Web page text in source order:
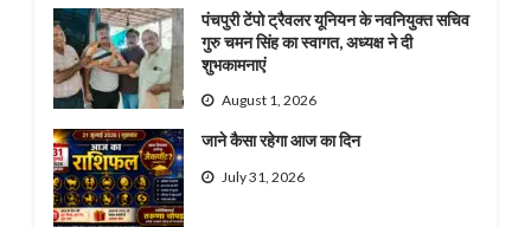
पंचपुरी टेंपो ट्रैवलर यूनियन के नवनियुक्त सचिव
गुरु चमन सिंह का स्वागत, अध्यक्ष ने दी
शुभकामनाएं
August 1, 2026
जाने कैसा रहेगा आज का दिन
July 31, 2026